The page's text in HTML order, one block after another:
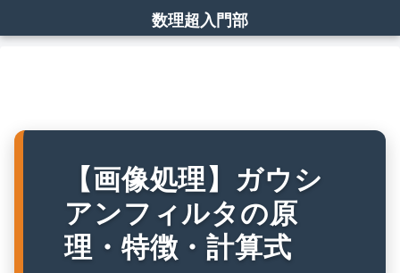
数理超入門部
【画像処理】ガウシ
アンフィルタの原
理・特徴・計算式